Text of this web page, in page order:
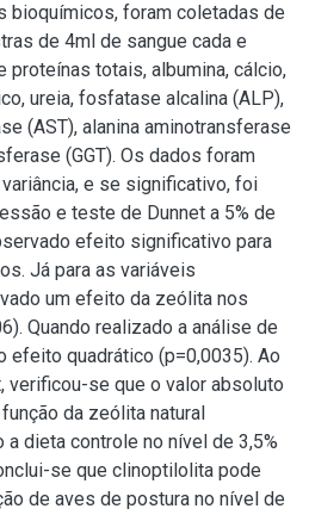
bioquímicos, foram coletadas de
de 4ml de sangue cada e
proteínas totais, albumina, cálcio,
ureia, fosfatase alcalina (ALP),
(AST), alanina aminotransferase
(GGT). Os dados foram
e se significativo, foi
e teste de Dunnet a 5% de
efeito significativo para
Já para as variáveis
um efeito da zeólita nos
Quando realizado a análise de
efeito quadrático (p=0,0035). Ao
verificou-se que o valor absoluto
da zeólita natural
dieta controle no nível de 3,5%
se que clinoptilolita pode
de aves de postura no nível de